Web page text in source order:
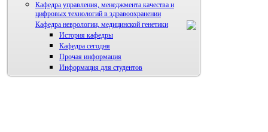
Кафедра управления, менеджмента качества и
цифровых технологий в здравоохранении
Кафедра неврологии, медицинской генетики
История кафедры
Кафедра сегодня
Прочая информация
Информация для студентов